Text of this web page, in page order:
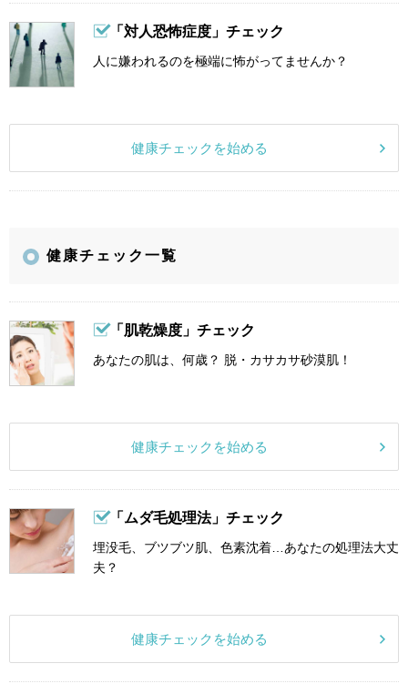
「対人恐怖症度」チェック
人に嫌われるのを極端に怖がってませんか？
健康チェックを始める
健康チェック一覧
「肌乾燥度」チェック
あなたの肌は、何歳？ 脱・カサカサ砂漠肌！
健康チェックを始める
「ムダ毛処理法」チェック
埋没毛、ブツブツ肌、色素沈着…あなたの処理法大丈
夫？
健康チェックを始める